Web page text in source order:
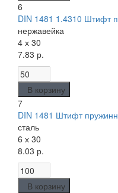
6
DIN 1481 1.4310 Штифт
нержавейка
4 х 30
7.83 р.
В корзину
7
DIN 1481 Штифт
сталь
6 х 30
8.03 р.
В корзину